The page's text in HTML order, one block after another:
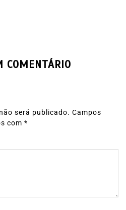
COMENTÁRIO
será publicado. Campos
com *